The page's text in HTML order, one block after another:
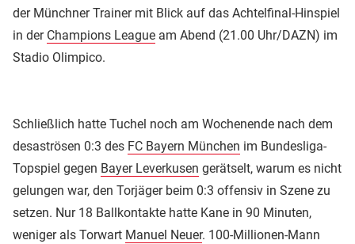
der Münchner Trainer mit Blick auf das Achtelfinal-Hinspiel
in der Champions League am Abend (21.00 Uhr/DAZN) im
Stadio Olimpico.
Schließlich hatte Tuchel noch am Wochenende nach dem
desaströsen 0:3 des FC Bayern München im Bundesliga-
Topspiel gegen Bayer Leverkusen gerätselt, warum es nicht
gelungen war, den Torjäger beim 0:3 offensiv in Szene zu
setzen. Nur 18 Ballkontakte hatte Kane in 90 Minuten,
weniger als Torwart Manuel Neuer. 100-Millionen-Mann